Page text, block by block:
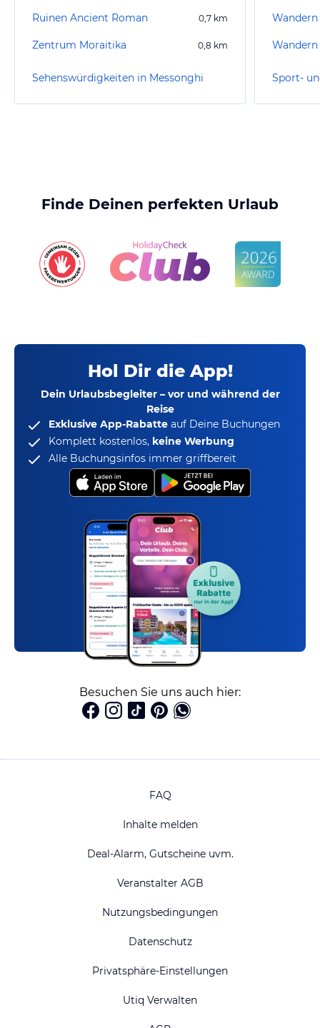
Ruinen Ancient Roman 0,7 km
Zentrum Moraitika 0,8 km
Sehenswürdigkeiten in Messonghi
Finde Deinen perfekten Urlaub
Hol Dir die App!
Dein Urlaubsbegleiter – vor und während der
Reise
Exklusive App-Rabatte auf Deine Buchungen
Komplett kostenlos, keine Werbung
Alle Buchungsinfos immer griffbereit
Besuchen Sie uns auch hier:
FAQ
Inhalte melden
Deal-Alarm, Gutscheine uvm.
Veranstalter AGB
Nutzungsbedingungen
Datenschutz
Privatsphäre-Einstellungen
Utiq Verwalten